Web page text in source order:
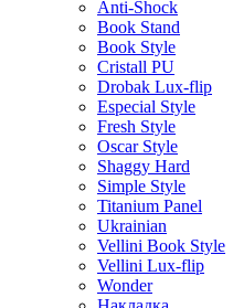
Anti-Shock
Book Stand
Book Style
Cristall PU
Drobak Lux-flip
Especial Style
Fresh Style
Oscar Style
Shaggy Hard
Simple Style
Titanium Panel
Ukrainian
Vellini Book Style
Vellini Lux-flip
Wonder